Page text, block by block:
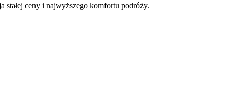
stałej ceny i najwyższego komfortu podróży.